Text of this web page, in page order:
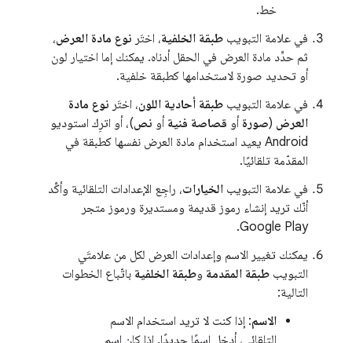
خط.
في علامة التبويب طبقة الخلفية، اختَر نوع مادة العرض،
ثم حدِّد مادة العرض في الحقل أدناه. يمكنك إما اختيار لون
أو تحديد صورة لاستخدامها كطبقة خلفية.
في علامة التبويب طبقة أحادية اللون، اختَر نوع مادة
العرض (صورة أو قصاصة فنية أو نص)، أو اترِك استوديو
Android يعيد استخدام مادة العرض نفسها كطبقة في
المقدّمة تلقائيًا.
في علامة التبويب الخيارات، راجِع الإعدادات التلقائية وأكِّد
أنّك تريد إنشاء رموز قديمة ومستديرة ورموز متجر
Google Play.
يمكنك تغيير الاسم وإعدادات العرض لكل من علامتَي
التبويب طبقة المقدمة وطبقة الخلفية باتّباع الخطوات
التالية:
الاسم: إذا كنت لا تريد استخدام الاسم
التلقائي، أدخِل اسمًا جديدًا. إذا كان اسم